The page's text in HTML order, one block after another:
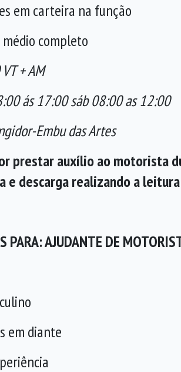
em carteira na função
médio completo
+ AM
ás 17:00 sáb 08:00 as 12:00
Embu das Artes
prestar auxílio ao motorista
e descarga realizando a
PARA:
em diante